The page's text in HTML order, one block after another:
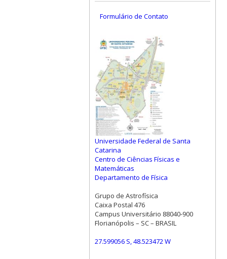
Formulário de Contato
Universidade Federal de Santa
Catarina
Centro de Ciências Físicas e
Matemáticas
Departamento de Física
Grupo de Astrofísica
Caixa Postal 476
Campus Universitário 88040-900
Florianópolis – SC – BRASIL
27.599056 S, 48.523472 W